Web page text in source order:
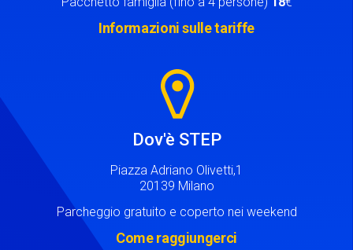
Informazioni sulle tariffe
Dov'è STEP
Piazza Adriano Olivetti,1
20139 Milano
Parcheggio gratuito e coperto nei weekend
Come raggiungerci